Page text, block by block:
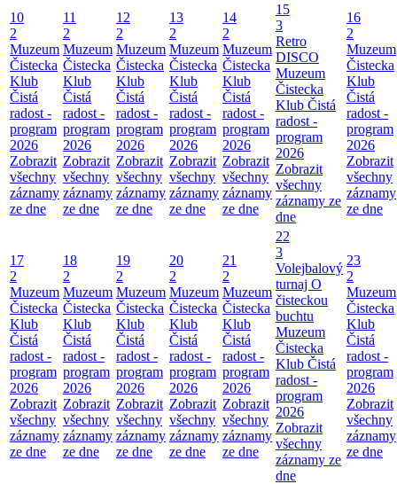
10
2
Muzeum
Čistecka
Klub
Čistá
radost -
program
2026
Zobrazit
všechny
záznamy
ze dne
11
2
Muzeum
Čistecka
Klub
Čistá
radost -
program
2026
Zobrazit
všechny
záznamy
ze dne
12
2
Muzeum
Čistecka
Klub
Čistá
radost -
program
2026
Zobrazit
všechny
záznamy
ze dne
13
2
Muzeum
Čistecka
Klub
Čistá
radost -
program
2026
Zobrazit
všechny
záznamy
ze dne
14
2
Muzeum
Čistecka
Klub
Čistá
radost -
program
2026
Zobrazit
všechny
záznamy
ze dne
15
3
Retro
DISCO
Muzeum
Čistecka
Klub Čistá
radost -
program
2026
Zobrazit
všechny
záznamy ze
dne
16
2
Muzeum
Čistecka
Klub
Čistá
radost -
program
2026
Zobrazit
všechny
záznamy
ze dne
17
2
Muzeum
Čistecka
Klub
Čistá
radost -
program
2026
Zobrazit
všechny
záznamy
ze dne
18
2
Muzeum
Čistecka
Klub
Čistá
radost -
program
2026
Zobrazit
všechny
záznamy
ze dne
19
2
Muzeum
Čistecka
Klub
Čistá
radost -
program
2026
Zobrazit
všechny
záznamy
ze dne
20
2
Muzeum
Čistecka
Klub
Čistá
radost -
program
2026
Zobrazit
všechny
záznamy
ze dne
21
2
Muzeum
Čistecka
Klub
Čistá
radost -
program
2026
Zobrazit
všechny
záznamy
ze dne
22
3
Volejbalový
turnaj O
čisteckou
buchtu
Muzeum
Čistecka
Klub Čistá
radost -
program
2026
Zobrazit
všechny
záznamy ze
dne
23
2
Muzeum
Čistecka
Klub
Čistá
radost -
program
2026
Zobrazit
všechny
záznamy
ze dne